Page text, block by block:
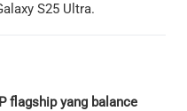
S25 Ultra.
flagship yang balance